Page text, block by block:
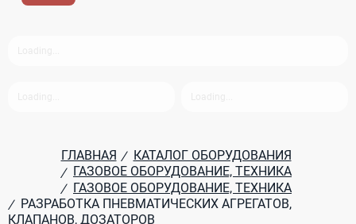
ГЛАВНАЯ / КАТАЛОГ ОБОРУДОВАНИЯ
/ ГАЗОВОЕ ОБОРУДОВАНИЕ, ТЕХНИКА
/ ГАЗОВОЕ ОБОРУДОВАНИЕ, ТЕХНИКА
/ РАЗРАБОТКА ПНЕВМАТИЧЕСКИХ АГРЕГАТОВ,
КЛАПАНОВ, ДОЗАТОРОВ